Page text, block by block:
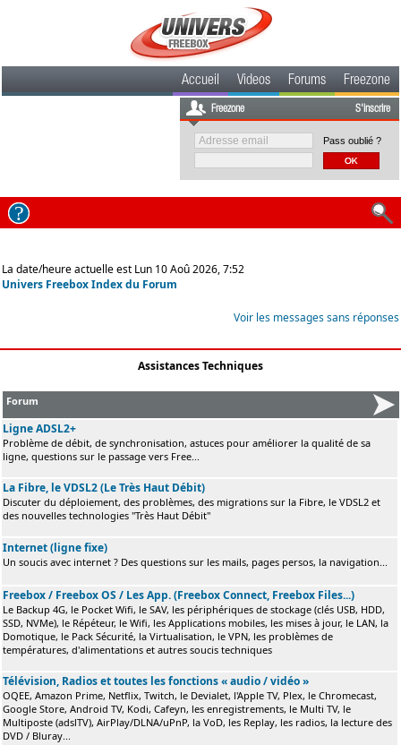
Accueil Videos Forums Freezone
Freezone S'inscrire
Pass oublié ?
La date/heure actuelle est Lun 10 Aoû 2026, 7:52
Univers Freebox Index du Forum
Voir les messages sans réponses
Assistances Techniques
Forum
Ligne ADSL2+
Problème de débit, de synchronisation, astuces pour améliorer la qualité de sa
ligne, questions sur le passage vers Free...
La Fibre, le VDSL2 (Le Très Haut Débit)
Discuter du déploiement, des problèmes, des migrations sur la Fibre, le VDSL2 et
des nouvelles technologies "Très Haut Débit"
Internet (ligne fixe)
Un soucis avec internet ? Des questions sur les mails, pages persos, la navigation...
Freebox / Freebox OS / Les App. (Freebox Connect, Freebox Files...)
Le Backup 4G, le Pocket Wifi, le SAV, les périphériques de stockage (clés USB, HDD,
SSD, NVMe), le Répéteur, le Wifi, les Applications mobiles, les mises à jour, le LAN, la
Domotique, le Pack Sécurité, la Virtualisation, le VPN, les problèmes de
températures, d'alimentations et autres soucis techniques
Télévision, Radios et toutes les fonctions « audio / vidéo »
OQEE, Amazon Prime, Netflix, Twitch, le Devialet, l'Apple TV, Plex, le Chromecast,
Google Store, Android TV, Kodi, Cafeyn, les enregistrements, le Multi TV, le
Multiposte (adslTV), AirPlay/DLNA/uPnP, la VoD, les Replay, les radios, la lecture des
DVD / Bluray...